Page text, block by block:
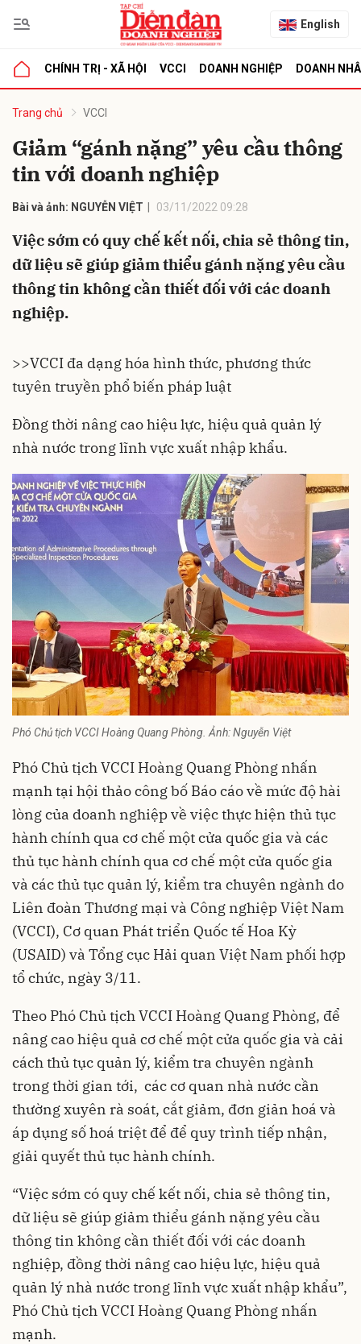
English
CHÍNH TRỊ - XÃ HỘI VCCI DOANH NGHIỆP DOANH
Trang chủ VCCI
Giảm “gánh nặng” yêu cầu thông
tin với doanh nghiệp
Bài và ảnh: NGUYỄN VIỆT 03/11/2022 09:28
Việc sớm có quy chế kết nối, chia sẻ thông tin,
dữ liệu sẽ giúp giảm thiểu gánh nặng yêu cầu
thông tin không cần thiết đối với các doanh
nghiệp.
>>VCCI đa dạng hóa hình thức, phương thức
tuyên truyền phổ biến pháp luật
Đồng thời nâng cao hiệu lực, hiệu quả quản lý
nhà nước trong lĩnh vực xuất nhập khẩu.
Phó Chủ tịch VCCI Hoàng Quang Phòng. Ảnh: Nguyễn Việt
Phó Chủ tịch VCCI Hoàng Quang Phòng nhấn
mạnh tại hội thảo công bố Báo cáo về mức độ hài
lòng của doanh nghiệp về việc thực hiện thủ tục
hành chính qua cơ chế một cửa quốc gia và các
thủ tục hành chính qua cơ chế một cửa quốc gia
và các thủ tục quản lý, kiểm tra chuyên ngành do
Liên đoàn Thương mại và Công nghiệp Việt Nam
(VCCI), Cơ quan Phát triển Quốc tế Hoa Kỳ
(USAID) và Tổng cục Hải quan Việt Nam phối hợp
tổ chức, ngày 3/11.
Theo Phó Chủ tịch VCCI Hoàng Quang Phòng, để
nâng cao hiệu quả cơ chế một cửa quốc gia và cải
cách thủ tục quản lý, kiểm tra chuyên ngành
trong thời gian tới, các cơ quan nhà nước cần
thường xuyên rà soát, cắt giảm, đơn giản hoá và
áp dụng số hoá triệt để để quy trình tiếp nhận,
giải quyết thủ tục hành chính.
“Việc sớm có quy chế kết nối, chia sẻ thông tin,
dữ liệu sẽ giúp giảm thiểu gánh nặng yêu cầu
thông tin không cần thiết đối với các doanh
nghiệp, đồng thời nâng cao hiệu lực, hiệu quả
quản lý nhà nước trong lĩnh vực xuất nhập khẩu”,
Phó Chủ tịch VCCI Hoàng Quang Phòng nhấn
mạnh.
luận
Hủy